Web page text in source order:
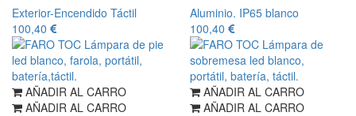
Exterior-Encendido Táctil
100,40
Aluminio. IP65 blanco
100,40
AÑADIR AL CARRO
AÑADIR AL CARRO
AÑADIR AL CARRO
AÑADIR AL CARRO